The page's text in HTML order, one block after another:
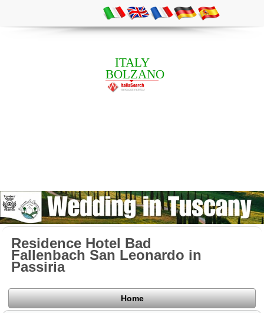
ITALY
BOLZANO
Residence Hotel Bad
Fallenbach San Leonardo in
Passiria
Home